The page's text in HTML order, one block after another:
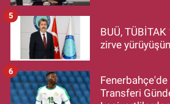
BUÜ,
zirve
5
Transferi
6